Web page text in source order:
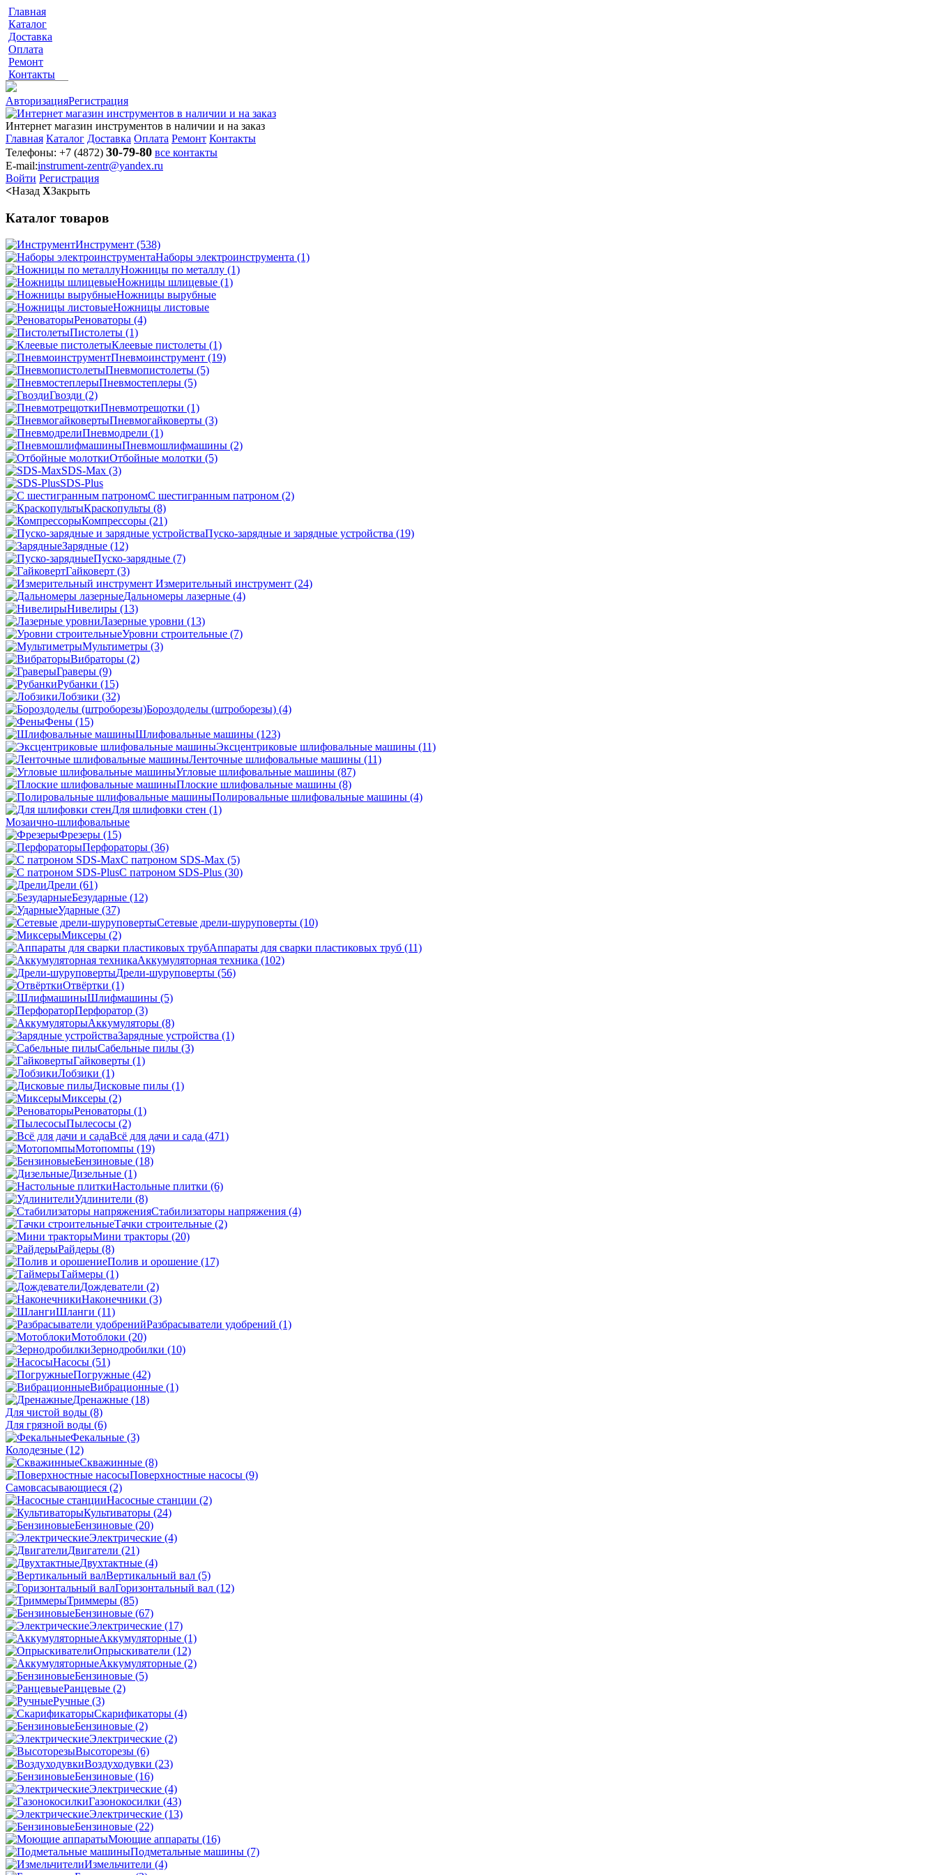
Главная
Каталог
Доставка
Оплата
Ремонт
Контакты
АвторизацияРегистрация
Интернет магазин инструментов в наличии и на заказ
Главная Каталог Доставка Оплата Ремонт Контакты
Телефоны: +7 (4872) 30-79-80 все контакты
E-mail:instrument-zentr@yandex.ru
Войти Регистрация
<Назад XЗакрыть
Каталог товаров
Инструмент (538)
Наборы электроинструмента (1)
Ножницы по металлу (1)
Ножницы шлицевые (1)
Ножницы вырубные
Ножницы листовые
Реноваторы (4)
Пистолеты (1)
Клеевые пистолеты (1)
Пневмоинструмент (19)
Пневмопистолеты (5)
Пневмостеплеры (5)
Гвозди (2)
Пневмотрещотки (1)
Пневмогайковерты (3)
Пневмодрели (1)
Пневмошлифмашины (2)
Отбойные молотки (5)
SDS-Max (3)
SDS-Plus
C шестигранным патроном (2)
Краскопульты (8)
Компрессоры (21)
Пуско-зарядные и зарядные устройства (19)
Зарядные (12)
Пуско-зарядные (7)
Гайковерт (3)
Измерительный инструмент (24)
Дальномеры лазерные (4)
Нивелиры (13)
Лазерные уровни (13)
Уровни строительные (7)
Мультиметры (3)
Вибраторы (2)
Граверы (9)
Рубанки (15)
Лобзики (32)
Бороздоделы (штроборезы) (4)
Фены (15)
Шлифовальные машины (123)
Эксцентриковые шлифовальные машины (11)
Ленточные шлифовальные машины (11)
Угловые шлифовальные машины (87)
Плоские шлифовальные машины (8)
Полировальные шлифовальные машины (4)
Для шлифовки стен (1)
Мозаично-шлифовальные
Фрезеры (15)
Перфораторы (36)
С патроном SDS-Max (5)
С патроном SDS-Plus (30)
Дрели (61)
Безударные (12)
Ударные (37)
Сетевые дрели-шуруповерты (10)
Миксеры (2)
Аппараты для сварки пластиковых труб (11)
Аккумуляторная техника (102)
Дрели-шуруповерты (56)
Отвёртки (1)
Шлифмашины (5)
Перфоратор (3)
Аккумуляторы (8)
Зарядные устройства (1)
Сабельные пилы (3)
Гайковерты (1)
Лобзики (1)
Дисковые пилы (1)
Миксеры (2)
Реноваторы (1)
Пылесосы (2)
Всё для дачи и сада (471)
Мотопомпы (19)
Бензиновые (18)
Дизельные (1)
Настольные плитки (6)
Удлинители (8)
Стабилизаторы напряжения (4)
Тачки строительные (2)
Мини тракторы (20)
Райдеры (8)
Полив и орошение (17)
Таймеры (1)
Дождеватели (2)
Наконечники (3)
Шланги (11)
Разбрасыватели удобрений (1)
Мотоблоки (20)
Зернодробилки (10)
Насосы (51)
Погружные (42)
Вибрационные (1)
Дренажные (18)
Для чистой воды (8)
Для грязной воды (6)
Фекальные (3)
Колодезные (12)
Скважинные (8)
Поверхностные насосы (9)
Самовсасывающиеся (2)
Насосные станции (2)
Культиваторы (24)
Бензиновые (20)
Электрические (4)
Двигатели (21)
Двухтактные (4)
Вертикальный вал (5)
Горизонтальный вал (12)
Триммеры (85)
Бензиновые (67)
Электрические (17)
Аккумуляторные (1)
Опрыскиватели (12)
Аккумуляторные (2)
Бензиновые (5)
Ранцевые (2)
Ручные (3)
Скарификаторы (4)
Бензиновые (2)
Электрические (2)
Высоторезы (6)
Воздуходувки (23)
Бензиновые (16)
Электрические (4)
Газонокосилки (43)
Электрические (13)
Бензиновые (22)
Моющие аппараты (16)
Подметальные машины (7)
Измельчители (4)